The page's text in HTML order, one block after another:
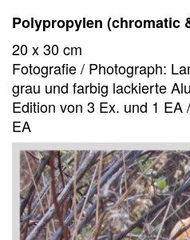
Polypropylen (chromatic
20 x 30 cm
Fotografie / Photograph:
grau und farbig lackierte
Edition von 3 Ex. und 1 EA
EA